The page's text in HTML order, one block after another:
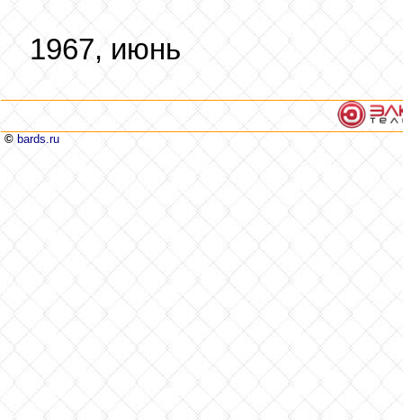
1967, июнь
© bards.ru